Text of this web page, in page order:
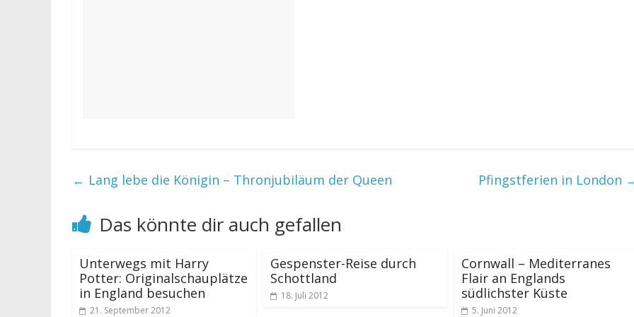
← Lang lebe die Königin – Thronjubiläum der Queen Pfingstferien in London
Das könnte dir auch gefallen
Unterwegs mit Harry
Potter: Originalschauplätze
in England besuchen
21. September 2012
Gespenster-Reise durch
Schottland
18. Juli 2012
Cornwall – Mediterranes
Flair an Englands
südlichster Küste
5. Juni 2012